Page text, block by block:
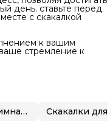
день. ставьте перед
с скакалкой
к вашим
стремление к
Скакалки для художественной гимнастики